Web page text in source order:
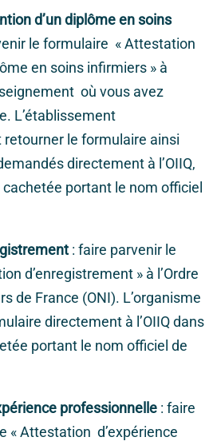
d’un diplôme en soins
le formulaire « Attestation
en soins infirmiers » à
où vous avez
L’établissement
retourner le formulaire ainsi
directement à l’OIIQ,
portant le nom officiel
: faire parvenir le
d’enregistrement » à l’Ordre
de France (ONI). L’organisme
directement à l’OIIQ dans
portant le nom officiel de
professionnelle : faire
« Attestation d’expérience